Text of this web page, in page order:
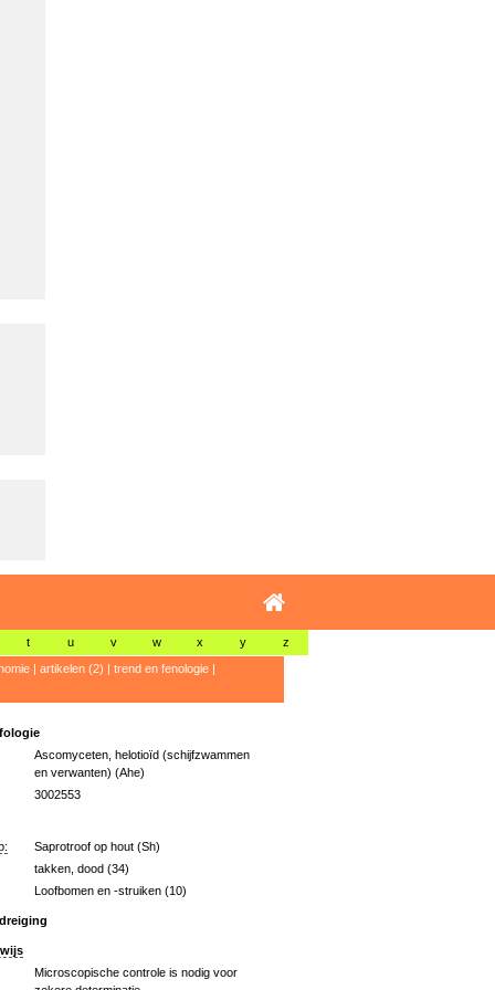
t u v w x y z
| artikelen (2) | trend en fenologie|
Ascomyceten, helotioïd (schijfzwammen
en verwanten) (Ahe)
3002553
Saprotroof op hout (Sh)
takken, dood (34)
Loofbomen en -struiken (10)
Microscopische controle is nodig voor